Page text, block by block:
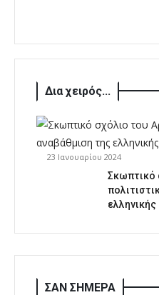
Δια χειρός...
23 Ιανουαρίου 2024
Σκωπτικό
ΣΑΝ ΣΗΜΕΡΑ